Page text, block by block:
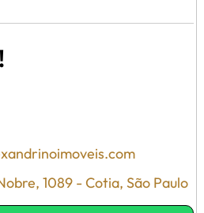
1089 - Cotia, São Paulo